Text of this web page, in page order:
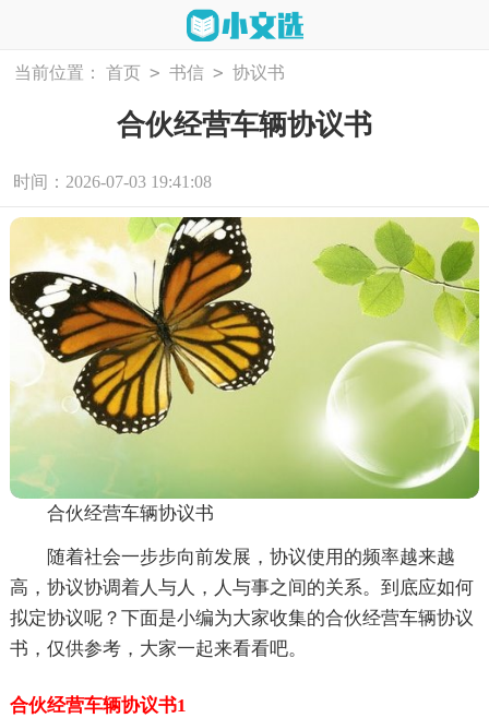
当前位置： 首页 > 书信 > 协议书
合伙经营车辆协议书
时间：2026-07-03 19:41:08
合伙经营车辆协议书
随着社会一步步向前发展，协议使用的频率越来越
高，协议协调着人与人，人与事之间的关系。到底应如何
拟定协议呢？下面是小编为大家收集的合伙经营车辆协议
书，仅供参考，大家一起来看看吧。
合伙经营车辆协议书1